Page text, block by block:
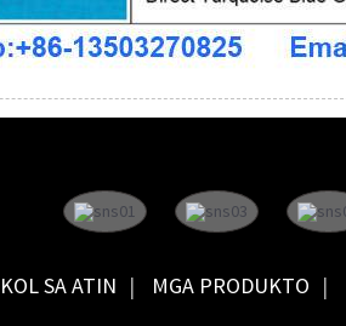
SA ATIN MGA PRODUKTO